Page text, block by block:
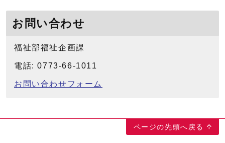
お問い合わせ
福祉部福祉企画課
電話: 0773-66-1011
お問い合わせフォーム
ページの先頭へ戻る